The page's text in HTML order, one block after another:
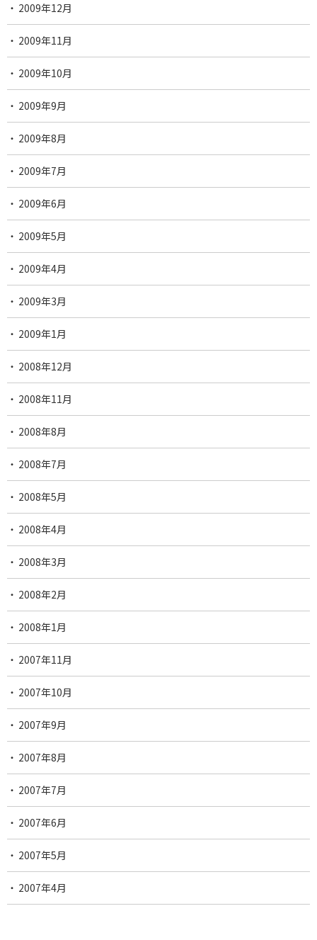
2009年12月
2009年11月
2009年10月
2009年9月
2009年8月
2009年7月
2009年6月
2009年5月
2009年4月
2009年3月
2009年1月
2008年12月
2008年11月
2008年8月
2008年7月
2008年5月
2008年4月
2008年3月
2008年2月
2008年1月
2007年11月
2007年10月
2007年9月
2007年8月
2007年7月
2007年6月
2007年5月
2007年4月